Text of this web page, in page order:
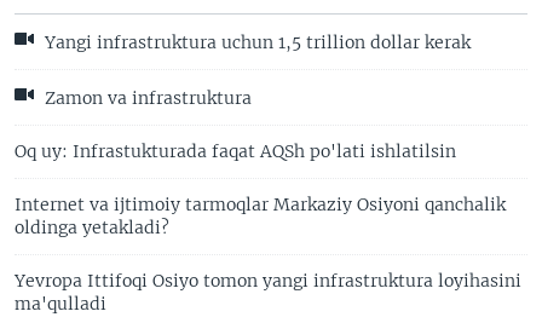
Yangi infrastruktura uchun 1,5 trillion dollar kerak
Zamon va infrastruktura
Oq uy: Infrastukturada faqat AQSh po'lati ishlatilsin
Internet va ijtimoiy tarmoqlar Markaziy Osiyoni qanchalik
oldinga yetakladi?
Yevropa Ittifoqi Osiyo tomon yangi infrastruktura loyihasini
ma'qulladi